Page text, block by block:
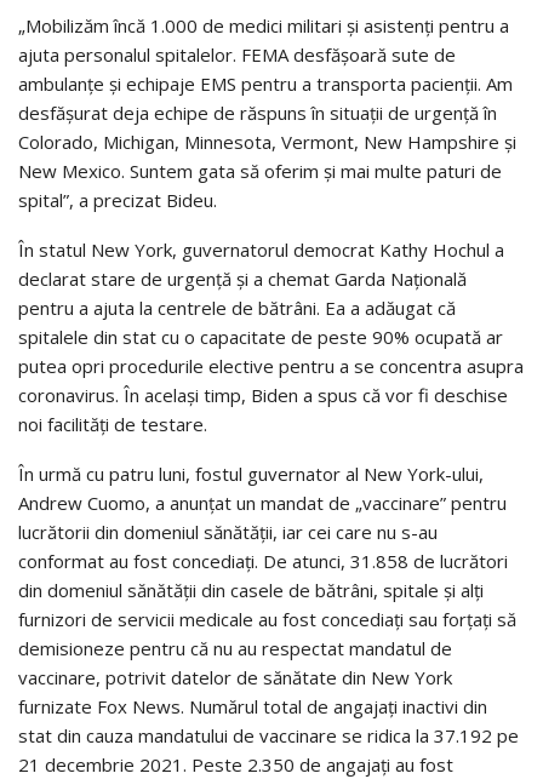
„Mobilizăm încă 1.000 de medici militari și asistenți pentru a
ajuta personalul spitalelor. FEMA desfășoară sute de
ambulanțe și echipaje EMS pentru a transporta pacienții. Am
desfășurat deja echipe de răspuns în situații de urgență în
Colorado, Michigan, Minnesota, Vermont, New Hampshire și
New Mexico. Suntem gata să oferim și mai multe paturi de
spital”, a precizat Bideu.
În statul New York, guvernatorul democrat Kathy Hochul a
declarat stare de urgență și a chemat Garda Națională
pentru a ajuta la centrele de bătrâni. Ea a adăugat că
spitalele din stat cu o capacitate de peste 90% ocupată ar
putea opri procedurile elective pentru a se concentra asupra
coronavirus. În același timp, Biden a spus că vor fi deschise
noi facilități de testare.
În urmă cu patru luni, fostul guvernator al New York-ului,
Andrew Cuomo, a anunțat un mandat de „vaccinare” pentru
lucrătorii din domeniul sănătății, iar cei care nu s-au
conformat au fost concediați. De atunci, 31.858 de lucrători
din domeniul sănătății din casele de bătrâni, spitale și alți
furnizori de servicii medicale au fost concediați sau forțați să
demisioneze pentru că nu au respectat mandatul de
vaccinare, potrivit datelor de sănătate din New York
furnizate Fox News. Numărul total de angajați inactivi din
stat din cauza mandatului de vaccinare se ridica la 37.192 pe
21 decembrie 2021. Peste 2.350 de angajați au fost